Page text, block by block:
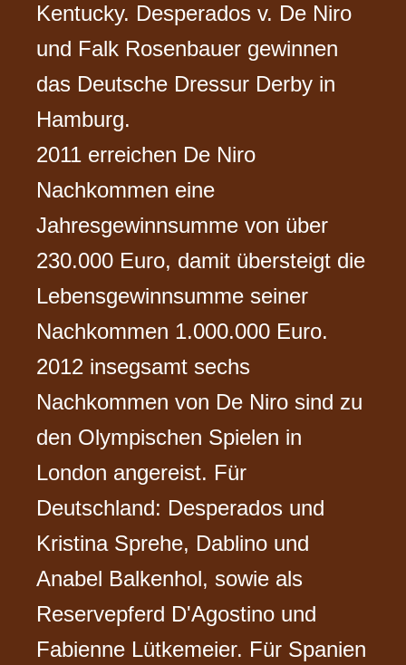
Kentucky. Desperados v. De Niro
und Falk Rosenbauer gewinnen
das Deutsche Dressur Derby in
Hamburg.
2011 erreichen De Niro
Nachkommen eine
Jahresgewinnsumme von über
230.000 Euro, damit übersteigt die
Lebensgewinnsumme seiner
Nachkommen 1.000.000 Euro.
2012 insegsamt sechs
Nachkommen von De Niro sind zu
den Olympischen Spielen in
London angereist. Für
Deutschland: Desperados und
Kristina Sprehe, Dablino und
Anabel Balkenhol, sowie als
Reservepferd D'Agostino und
Fabienne Lütkemeier. Für Spanien